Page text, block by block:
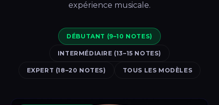
expérience musicale.
DÉBUTANT (9–10 NOTES)
INTERMÉDIAIRE (13–15 NOTES)
EXPERT (18–20 NOTES) TOUS LES MODÈLES